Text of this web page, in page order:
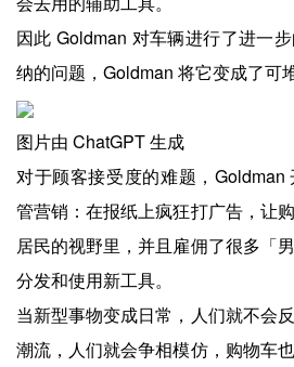
因此 Goldman 对车辆进行了进一
纳的问题，Goldman 将它变成了可
图片由 ChatGPT 生成
对于顾客接受度的难题，Goldman
管营销：在报纸上疯狂打广告，让
居民的视野里，并且雇佣了很多「
分发和使用新工具。
当新型事物变成日常，人们就不会
潮流，人们就会争相模仿，购物车